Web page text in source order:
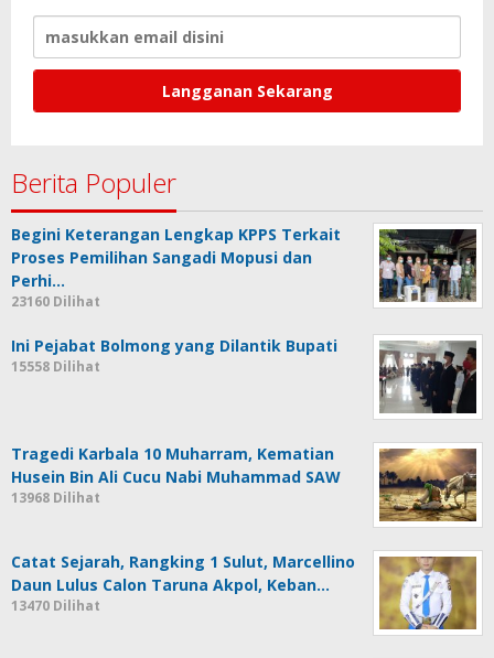
Berita Populer
Begini Keterangan Lengkap KPPS Terkait
Proses Pemilihan Sangadi Mopusi dan
Perhi…
23160 Dilihat
Ini Pejabat Bolmong yang Dilantik Bupati
15558 Dilihat
Tragedi Karbala 10 Muharram, Kematian
Husein Bin Ali Cucu Nabi Muhammad SAW
13968 Dilihat
Catat Sejarah, Rangking 1 Sulut, Marcellino
Daun Lulus Calon Taruna Akpol, Keban…
13470 Dilihat